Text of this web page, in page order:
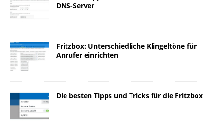
DNS-Server
Fritzbox: Unterschiedliche Klingeltöne für
Anrufer einrichten
Die besten Tipps und Tricks für die Fritzbox